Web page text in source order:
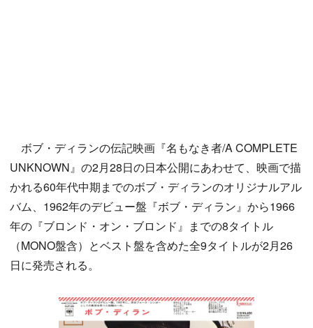
ボブ・ディランの伝記映画『名もなき者/A COMPLETE
UNKNOWN』の2月28日の日本公開にあわせて、映画で描
かれる60年代中期までのボブ・ディランのオリジナルアル
バム、1962年のデビュー盤『ボブ・ディラン』から1966
年の『ブロンド・オン・ブロンド』までの8タイトル
（MONO盤含）とベスト盤を含めた全9タイトルが2月26
日に発売される。